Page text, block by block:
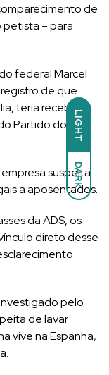
LIGHT
DARK
de
– para
federal Marcel
de que
teria recebido
Partido dos
suspeita
a aposentados.
da ADS, os
direto desse
pelo
de lavar
vive na Espanha,